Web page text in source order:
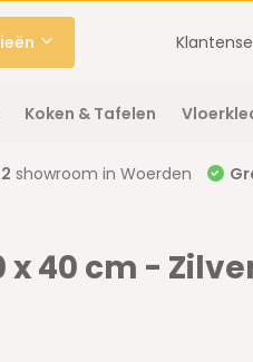
Koken & Tafelen
showroom in Woerden
40 cm -